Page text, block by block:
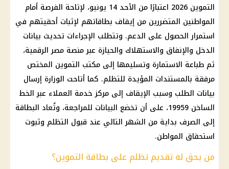
التموين 2026 اعتبارًا من الأحد 14 يونيو، لإتاحة الفرصة أمام
المواطنين المتضررين من إيقاف بطاقاتهم لإثبات أحقيتهم في
استمرار الحصول على الدعم. وتتطلب الإجراءات تحديث بيانات
الدخل والإنفاق والاستهلاك والحيازة عبر منصة مصر الرقمية،
ثم طباعة الاستمارة وتسليمها إلى مكتب التموين المختص
مرفقة بالمستندات المؤيدة للتظلم. كما أتاحت الوزارة إرسال
بيانات الطلب وسبب الإيقاف إلى مركز خدمة العملاء عبر الخط
الساخن 19959، على أن تخضع البيانات للمراجعة، وتُعاد البطاقة
إلى الصرف بداية من الشهر التالي عند قبول التظلم وثبوت
استحقاق المواطن.
من يحق له تقديم تظلم على بطاقة التموين؟